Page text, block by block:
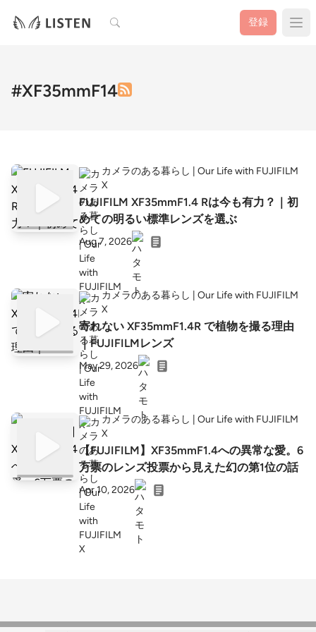
検索 登録
#XF35mmF14
カメラのある暮らし | Our Life with FUJIFILM
X
FUJIFILM XF35mmF1.4 Rは今も有力？｜初
めての明るい標準レンズを選ぶ
Aug 7, 2026
カメラのある暮らし | Our Life with FUJIFILM
X
寄れない XF35mmF1.4R で植物を撮る理由
｜FUJIFILMレンズ
May 29, 2026
カメラのある暮らし | Our Life with FUJIFILM
X
【FUJIFILM】XF35mmF1.4への異常な愛。6
万票のレンズ投票から見えた幻の第1位の話
Apr 10, 2026